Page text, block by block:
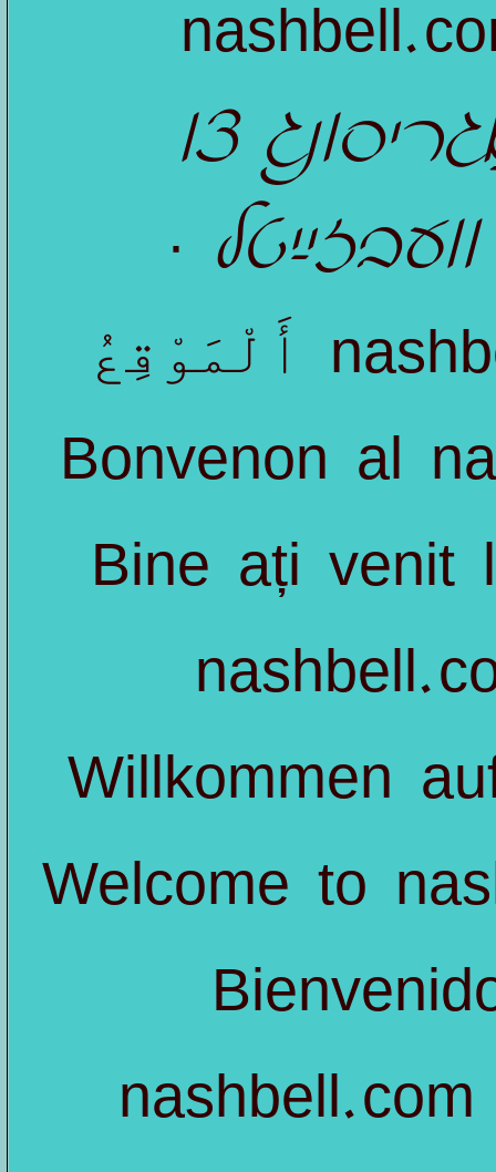
צו
·
أَلْمَوْقِعُ
Bonvenon al
Bine ați venit
Willkommen
Welcome to
nashbell.com